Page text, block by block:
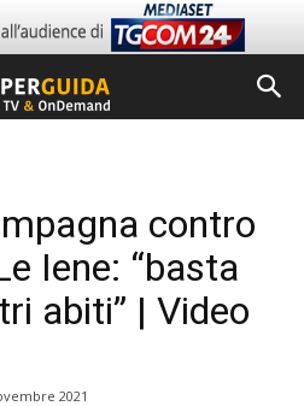
contro
Iene: “basta
abiti” | Video
2021